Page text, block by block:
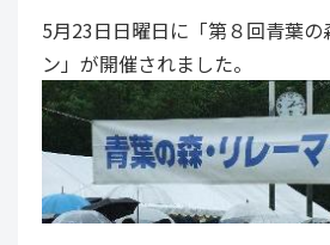
5月23日日曜日に「第８回青葉の
ン」が開催されました。